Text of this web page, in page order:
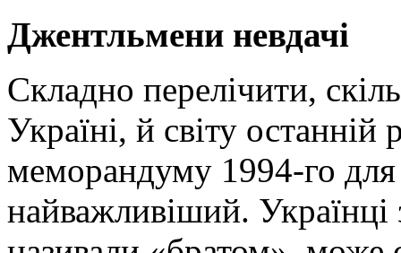
Джентльмени невдачі
Складно перелічити,
Україні, й світу
меморандуму 1994-го
найважливіший. Українці